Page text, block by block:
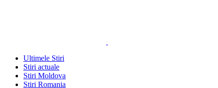
Ultimele Stiri
Stiri actuale
Stiri Moldova
Stiri Romania